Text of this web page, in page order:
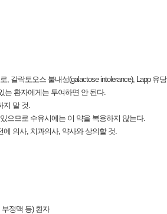
, 갈락토오스 불내성(galactose intolerance), Lapp
는 환자에게는 투여하면 안 된다.
지 말 것.
으므로 수유시에는 이 약을 복용하지 않는다.
의사, 치과의사, 약사와 상의할 것.
정맥 등) 환자